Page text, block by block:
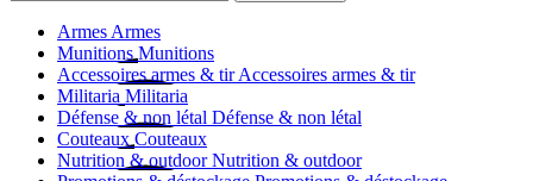
Armes Armes
Munitions Munitions
Accessoires armes & tir Accessoires armes & tir
Militaria Militaria
Défense & non létal Défense & non létal
Couteaux Couteaux
Nutrition & outdoor Nutrition & outdoor